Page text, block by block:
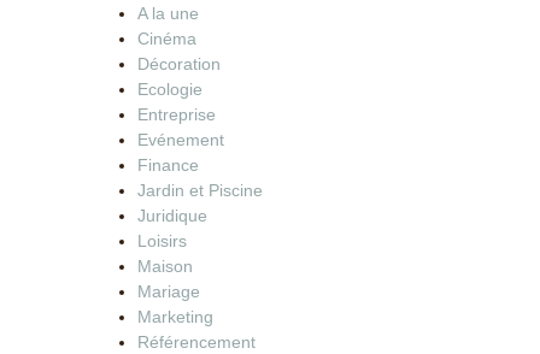
A la une
Cinéma
Décoration
Ecologie
Entreprise
Evénement
Finance
Jardin et Piscine
Juridique
Loisirs
Maison
Mariage
Marketing
Référencement